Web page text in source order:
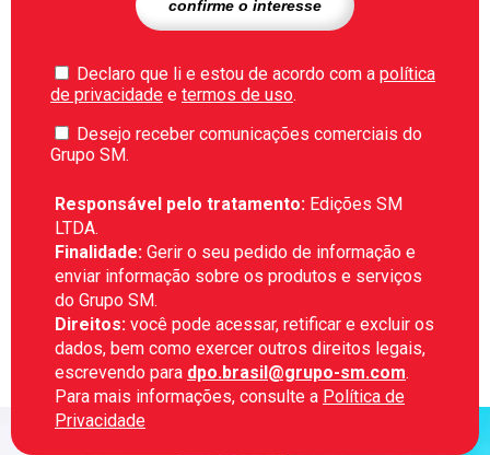
Declaro que li e estou de acordo com a política
de privacidade e termos de uso.
Desejo receber comunicações comerciais do
Grupo SM.
Responsável pelo tratamento: Edições SM
LTDA.
Finalidade: Gerir o seu pedido de informação e
enviar informação sobre os produtos e serviços
do Grupo SM.
Direitos: você pode acessar, retificar e excluir os
dados, bem como exercer outros direitos legais,
escrevendo para dpo.brasil@grupo-sm.com.
Para mais informações, consulte a Política de
Privacidade